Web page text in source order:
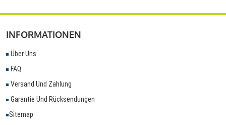
INFORMATIONEN
Über Uns
FAQ
Versand Und Zahlung
Garantie Und Rücksendungen
Sitemap